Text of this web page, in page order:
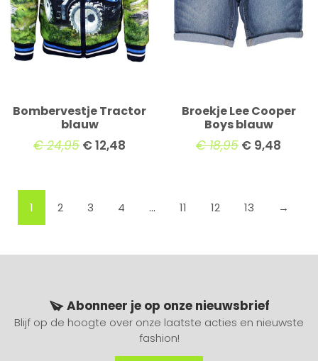
Bombervestje Tractor
blauw
€24,95 €12,48
Broekje Lee Cooper
Boys blauw
€18,95 € 9,48
1 2 3 4 … 11 12 13 →
Abonneer je op onze nieuwsbrief
Blijf op de hoogte over onze laatste acties en nieuwste
fashion!